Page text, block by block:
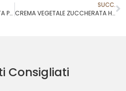
CREMA VEGETALE ZUCCHERATA PUFFIN
SUCC.
CREMA VEGETALE ZUCCHERATA HULALA’ GOLD
Consigliati